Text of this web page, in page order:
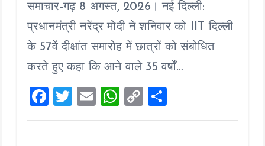
ce
b
o
o
k
tt
er
ai
l
at
s
A
p
p
p
y
Li
n
k
a
re
समाचार-गढ़ 8 अगस्त, 2026। नई दिल्ली:
प्रधानमंत्री नरेंद्र मोदी ने शनिवार को IIT दिल्ली
के 57वें दीक्षांत समारोह में छात्रों को संबोधित
करते हुए कहा कि आने वाले 35 वर्षों…
F
a
T
wi
E
m
W
h
C
o
h